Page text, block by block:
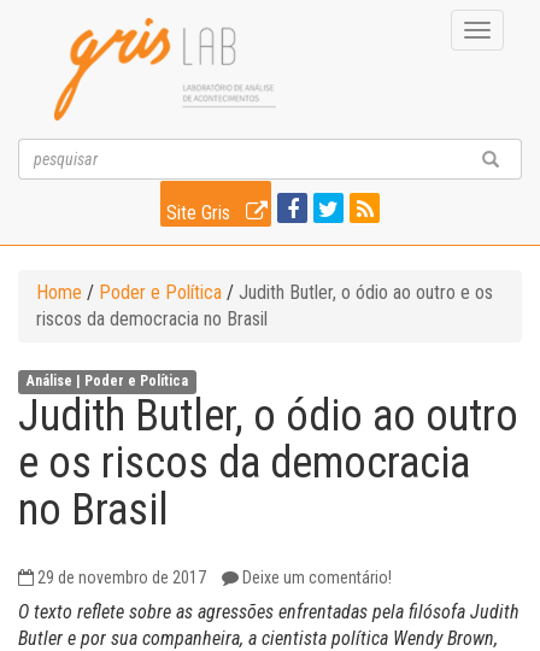
Toggle
Site Gris
Home / Poder e Política / Judith Butler, o ódio ao outro e os
riscos da democracia no Brasil
Análise | Poder e Política
Judith Butler, o ódio ao outro
e os riscos da democracia
no Brasil
29 de novembro de 2017 Deixe um comentário!
O texto reflete sobre as agressões enfrentadas pela filósofa Judith
Butler e por sua companheira, a cientista política Wendy Brown,